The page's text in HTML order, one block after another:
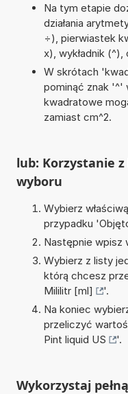
Na tym etapie
działania
÷), pierwiastek
x), wykładnik
W skrótach
pominąć znak '^'
kwadratowe
zamiast cm^2.
lub: Korzystanie
wyboru
Wybierz
przypadku '
Następnie wpisz
Wybierz z listy
którą chcesz
Mililitr [ml]
'.
Na koniec
przeliczyć
Pint liquid US
'.
Wykorzystaj